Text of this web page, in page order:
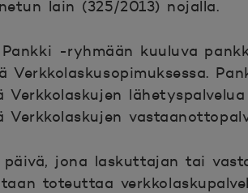
lain (325/2013) nojalla.
Pankki -ryhmään kuuluva
Verkkolaskusopimuksessa.
Verkkolaskujen
Verkkolaskujen
päivä, jona laskuttajan tai
toteuttaa